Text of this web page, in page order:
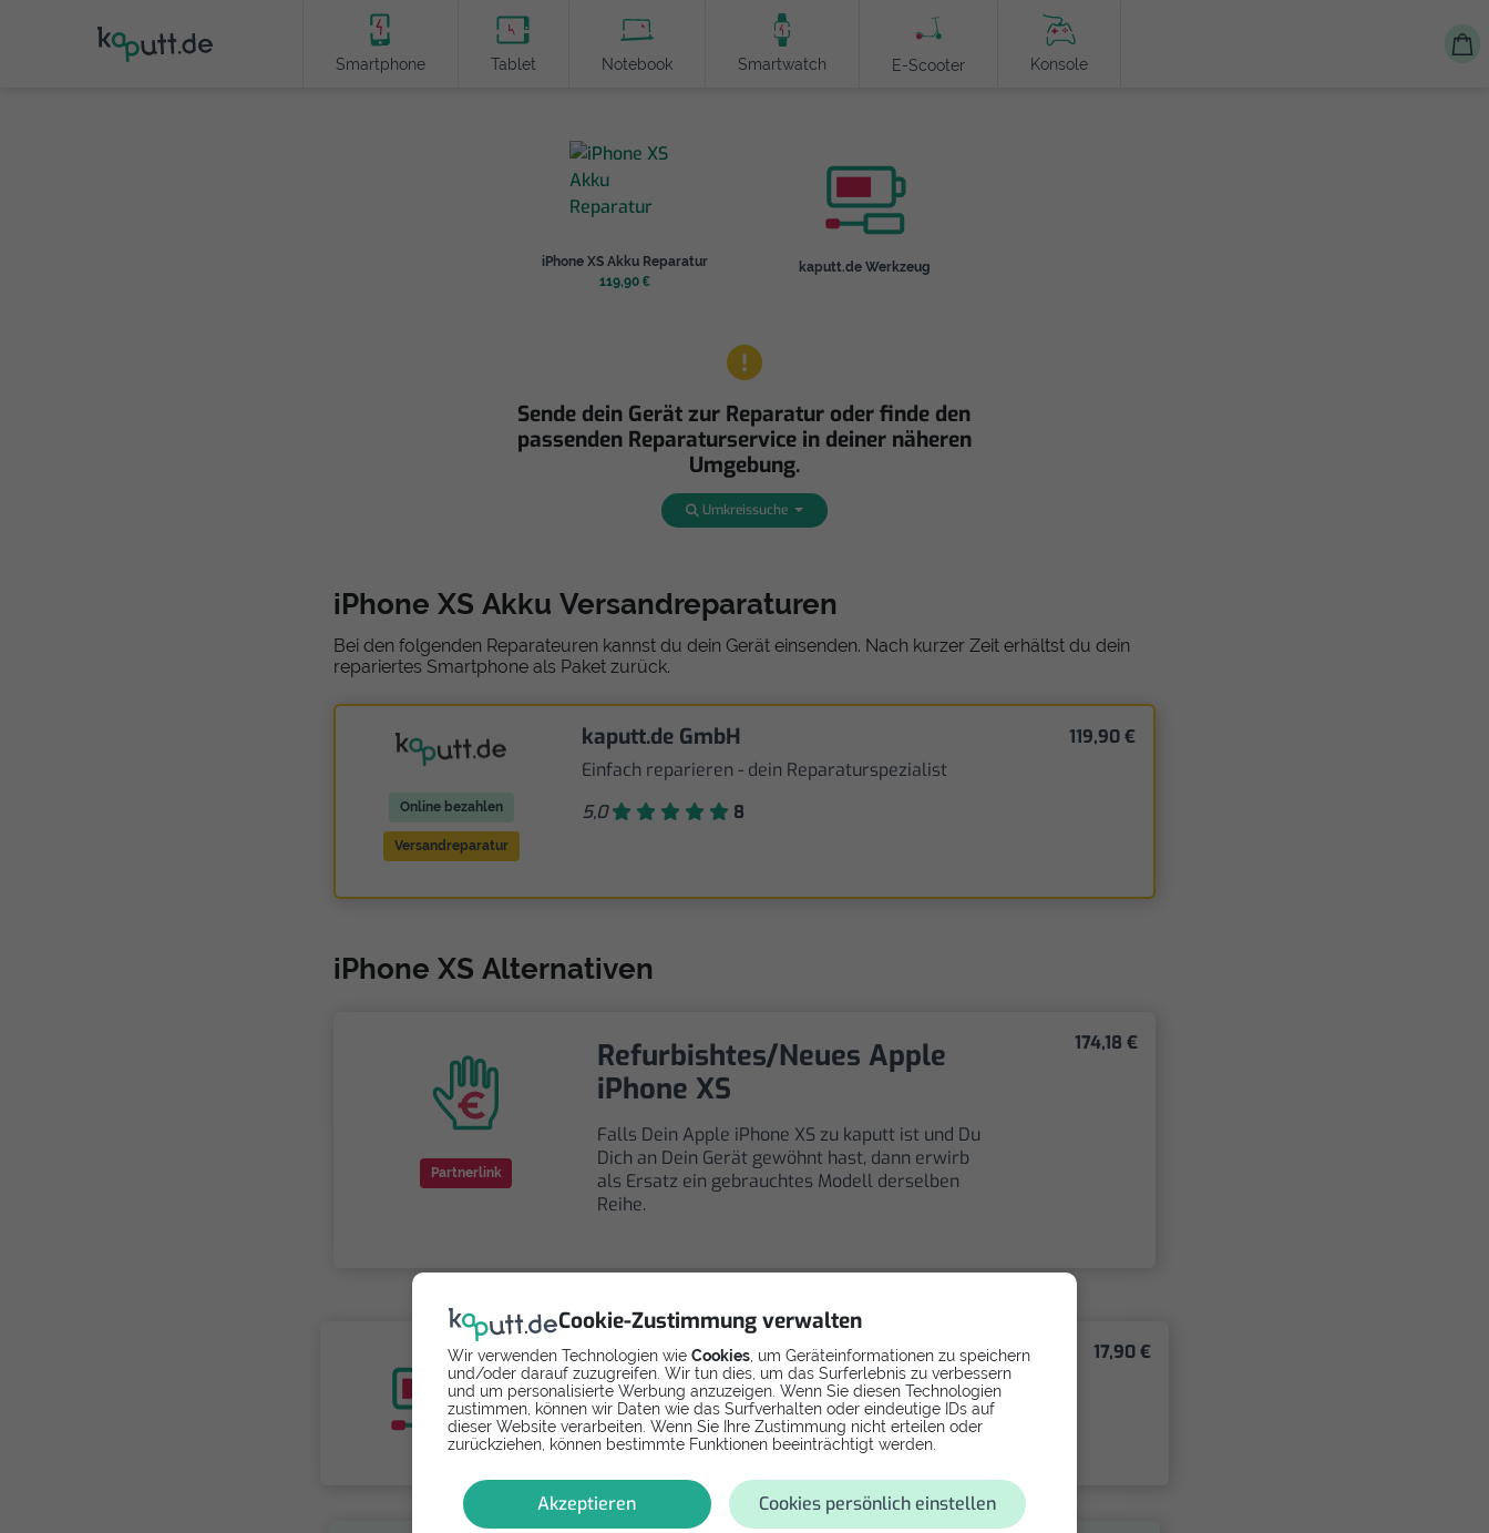
Cookie-Zustimmung verwalten
Wir verwenden Technologien wie Cookies , um Geräteinformationen zu speichern
und/oder darauf zuzugreifen. Wir tun dies, um das Surferlebnis zu verbessern
und um personalisierte Werbung anzuzeigen. Wenn Sie diesen Technologien
zustimmen, können wir Daten wie das Surfverhalten oder eindeutige IDs auf
dieser Website verarbeiten. Wenn Sie Ihre Zustimmung nicht erteilen oder
zurückziehen, können bestimmte Funktionen beeinträchtigt werden.
Akzeptieren Cookies persönlich einstellen
Smartphone Tablet Notebook Smartwatch E-Scooter Konsole
iPhone XS Akku Reparatur
119,90 €
kaputt.de Werkzeug
Sende dein Gerät zur Reparatur oder finde den
passenden Reparaturservice in deiner näheren
Umgebung.
Umkreissuche
iPhone XS Akku Versandreparaturen
Bei den folgenden Reparateuren kannst du dein Gerät einsenden. Nach kurzer Zeit erhältst du dein
repariertes Smartphone als Paket zurück.
Online bezahlen
Versandreparatur
kaputt.de GmbH
Einfach reparieren - dein Reparaturspezialist
5,0
8
119,90 €
iPhone XS Alternativen
Partnerlink
Refurbishtes/Neues Apple
iPhone XS
Falls Dein Apple iPhone XS zu kaputt ist und Du
Dich an Dein Gerät gewöhnt hast, dann erwirb
als Ersatz ein gebrauchtes Modell derselben
Reihe.
174,18 €
Selbst reparieren
Repariere dein iPhone XS - Akku mit Videoanleitung
selbst. Ersatzteile ab
17,90 €